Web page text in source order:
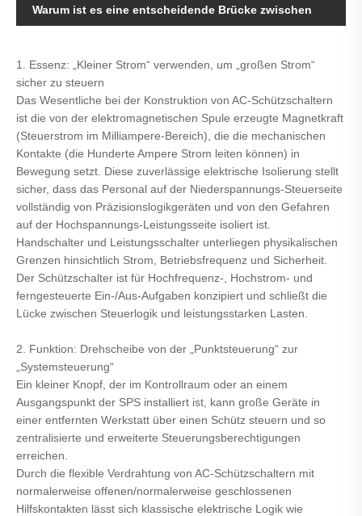
Warum ist es eine entscheidende Brücke zwischen
1. Essenz: „Kleiner Strom“ verwenden, um „großen Strom“
sicher zu steuern
Das Wesentliche bei der Konstruktion von AC-Schützschaltern
ist die von der elektromagnetischen Spule erzeugte Magnetkraft
(Steuerstrom im Milliampere-Bereich), die die mechanischen
Kontakte (die Hunderte Ampere Strom leiten können) in
Bewegung setzt. Diese zuverlässige elektrische Isolierung stellt
sicher, dass das Personal auf der Niederspannungs-Steuerseite
vollständig von Präzisionslogikgeräten und von den Gefahren
auf der Hochspannungs-Leistungsseite isoliert ist.
Handschalter und Leistungsschalter unterliegen physikalischen
Grenzen hinsichtlich Strom, Betriebsfrequenz und Sicherheit.
Der Schützschalter ist für Hochfrequenz-, Hochstrom- und
ferngesteuerte Ein-/Aus-Aufgaben konzipiert und schließt die
Lücke zwischen Steuerlogik und leistungsstarken Lasten.
2. Funktion: Drehscheibe von der „Punktsteuerung“ zur
„Systemsteuerung“
Ein kleiner Knopf, der im Kontrollraum oder an einem
Ausgangspunkt der SPS installiert ist, kann große Geräte in
einer entfernten Werkstatt über einen Schütz steuern und so
zentralisierte und erweiterte Steuerungsberechtigungen
erreichen.
Durch die flexible Verdrahtung von AC-Schützschaltern mit
normalerweise offenen/normalerweise geschlossenen
Hilfskontakten lässt sich klassische elektrische Logik wie